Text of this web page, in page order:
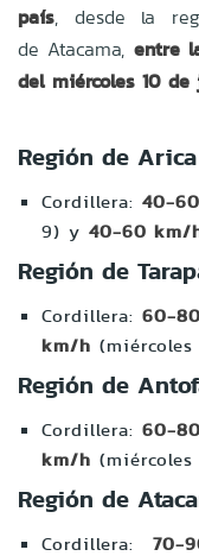
país, desde la
de Atacama, entre
del miércoles 10 de
Región de
Cordillera: 40-
9) y 40-60 km/
Región de
Cordillera: 60-
km/h (miércoles
Región de
Cordillera: 60-
km/h (miércoles
Región de
Cordillera: 70-